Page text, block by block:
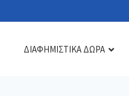
ΔΙΑΦΗΜΙΣΤΙΚΑ ΔΩΡΑ